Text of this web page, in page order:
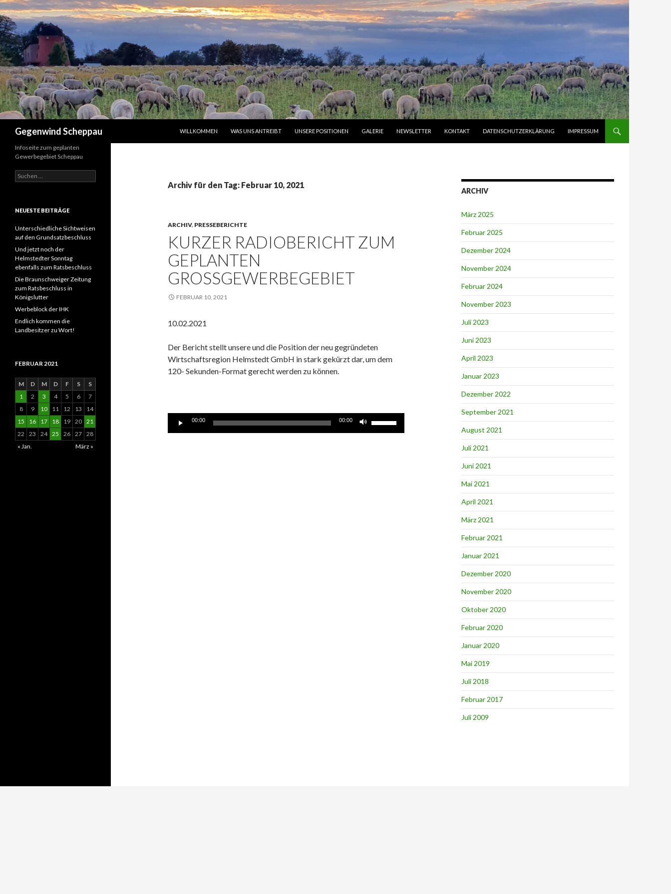
Gegenwind Scheppau
WILLKOMMEN
WAS UNS ANTREIBT UNSERE POSITIONEN GALERIE NEWSLETTER KONTAKT DATENSCHUTZERKLÄRUNG IMPRESSUM
Archiv für den Tag: Februar 10, 2021
ARCHIV, PRESSEBERICHTE
KURZER RADIOBERICHT ZUM
GEPLANTEN
GROSSGEWERBEGEBIET
FEBRUAR 10, 2021
10.02.2021
Der Bericht stellt unsere und die Position der neu gegründeten
Wirtschaftsregion Helmstedt GmbH in stark gekürzt dar, um dem
120- Sekunden-Format gerecht werden zu können.
Audio-
00:00 00:00
ARCHIV
März 2025
Februar 2025
Dezember 2024
November 2024
Februar 2024
November 2023
Juli 2023
Juni 2023
April 2023
Januar 2023
Dezember 2022
September 2021
August 2021
Juli 2021
Juni 2021
Mai 2021
April 2021
März 2021
Februar 2021
Januar 2021
Dezember 2020
November 2020
Oktober 2020
Februar 2020
Januar 2020
Mai 2019
Juli 2018
Februar 2017
Juli 2009
Infoseite zum geplanten
Gewerbegebiet Scheppau
Suche
nach:
NEUESTE BEITRÄGE
Unterschiedliche Sichtweisen
auf den Grundsatzbeschluss
Und jetzt noch der
Helmstedter Sonntag
ebenfalls zum Ratsbeschluss
Die Braunschweiger Zeitung
zum Ratsbeschluss in
Königslutter
Werbeblock der IHK
Endlich kommen die
Landbesitzer zu Wort!
FEBRUAR 2021
M D M D F S
S
1
2 3 4 5 6
7
8
9 10 11 12 13
14
15
16 17 18 19 20 21
22
23 24 25 26 27 28
« Jan.
März »